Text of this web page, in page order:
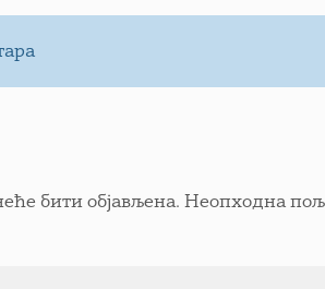
бити објављена. Неопходна